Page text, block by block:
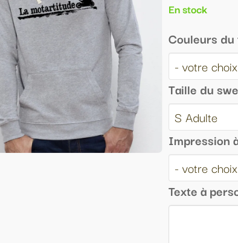
En stock
Couleurs du texte :
Taille du sweat-shirt :
Impression à l'avant ou au dos :